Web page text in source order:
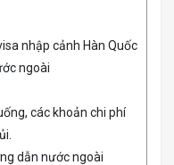
nhập cảnh Hàn Quốc
ngoài
các khoản chi phí
dẫn nước ngoài